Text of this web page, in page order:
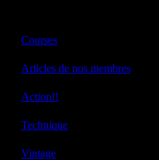
Courses
Articles de nos membres
Action!!
Technique
Vintage